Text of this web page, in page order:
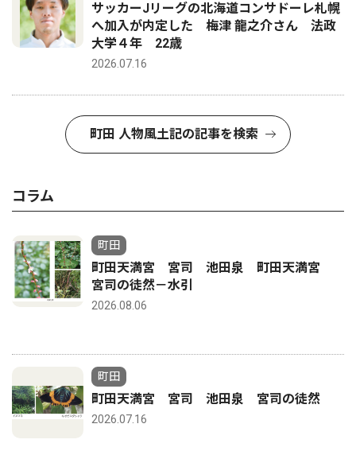
サッカーJリーグの北海道コンサドーレ札幌
へ加入が内定した 梅津 龍之介さん 法政
大学４年 22歳
2026.07.16
町田 人物風土記の記事を検索
コラム
町田
町田天満宮 宮司 池田泉 町田天満宮
宮司の徒然－水引
2026.08.06
町田
町田天満宮 宮司 池田泉 宮司の徒然
2026.07.16